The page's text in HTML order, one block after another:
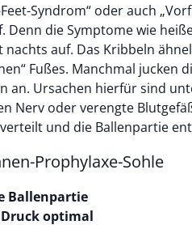
Syndrom“ oder auch
Denn die Symptome wie
nachts auf. Das Kribbeln
Fußes. Manchmal jucken
an. Ursachen hierfür sind
Nerv oder verengte
und die Ballenpartie
Prophylaxe-Sohle
Ballenpartie
optimal